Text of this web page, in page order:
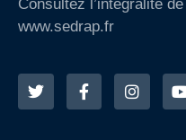
Consultez l’intégralité
www.sedrap.fr